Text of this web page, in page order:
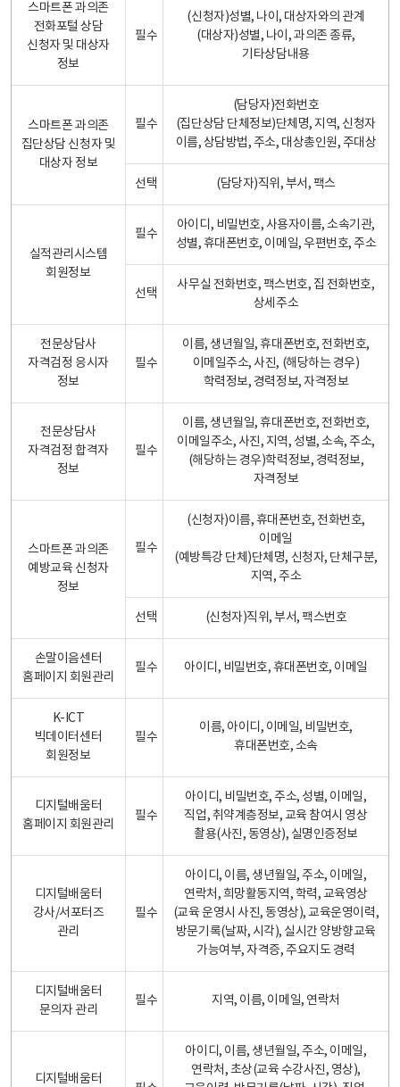
스마트폰 과의존
전화포털 상담
신청자 및 대상자
정보
필수
(신청자)성별, 나이, 대상자와의 관계
(대상자)성별, 나이, 과의존 종류,
기타상담내용
스마트폰 과의존
집단상담 신청자 및
대상자 정보
필수
(담당자)전화번호
(집단상담 단체정보)단체명, 지역, 신청자
이름, 상담방법, 주소, 대상총인원, 주대상
선택 (담당자)직위, 부서, 팩스
실적관리시스템
회원정보
필수
아이디, 비밀번호, 사용자이름, 소속기관,
성별, 휴대폰번호, 이메일, 우편번호, 주소
선택
사무실 전화번호, 팩스번호, 집 전화번호,
상세주소
전문상담사
자격검정 응시자
정보
필수
이름, 생년월일, 휴대폰번호, 전화번호,
이메일주소, 사진, (해당하는 경우)
학력정보, 경력정보, 자격정보
전문상담사
자격검정 합격자
정보
필수
이름, 생년월일, 휴대폰번호, 전화번호,
이메일주소, 사진, 지역, 성별, 소속, 주소,
(해당하는 경우)학력정보, 경력정보,
자격정보
스마트폰 과의존
예방교육 신청자
정보
필수
(신청자)이름, 휴대폰번호, 전화번호,
이메일
(예방특강 단체)단체명, 신청자, 단체구분,
지역, 주소
선택 (신청자)직위, 부서, 팩스번호
손말이음센터
홈페이지 회원관리
필수 아이디, 비밀번호, 휴대폰번호, 이메일
K-ICT
빅데이터센터
회원정보
필수
이름, 아이디, 이메일, 비밀번호,
휴대폰번호, 소속
디지털배움터
홈페이지 회원관리
필수
아이디, 비밀번호, 주소, 성별, 이메일,
직업, 취약계층정보, 교육 참여시 영상
촬용(사진, 동영상), 실명인증정보
디지털배움터
강사/서포터즈
관리
필수
아이디, 이름, 생년월일, 주소, 이메일,
연락처, 희망활동지역, 학력, 교육영상
(교육 운영시 사진, 동영상), 교육운영이력,
방문기록(날짜, 시각), 실시간 양방향교육
가능여부, 자격증, 주요지도 경력
디지털배움터
문의자 관리
필수 지역, 이름, 이메일, 연락처
디지털배움터
아이디, 이름, 생년월일, 주소, 이메일,
연락처, 초상(교육 수강사진, 영상),